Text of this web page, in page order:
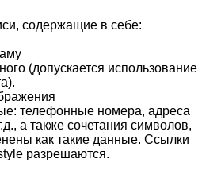
содержащие в себе:
(допускается использование
телефонные номера, адреса
а также сочетания символов,
как такие данные. Ссылки
разрешаются.